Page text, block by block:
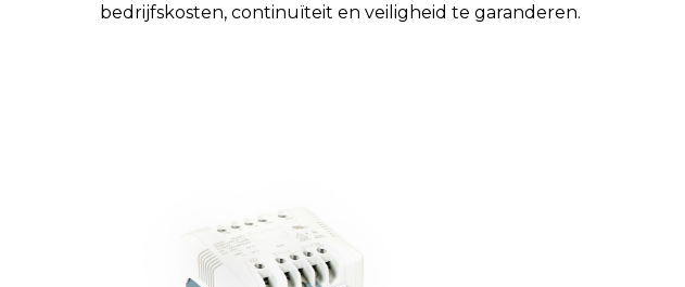
bedrijfskosten, continuïteit en veiligheid te garanderen.